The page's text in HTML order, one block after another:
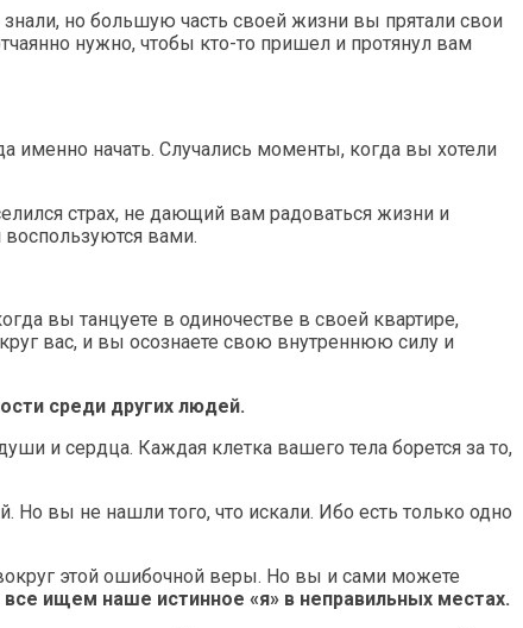
но большую часть своей жизни вы прятали свои
нужно, чтобы кто-то пришел и протянул вам
именно начать. Случались моменты, когда вы хотели
страх, не дающий вам радоваться жизни и
вами.
вы танцуете в одиночестве в своей квартире,
вас, и вы осознаете свою внутреннюю силу и
среди других людей.
и сердца. Каждая клетка вашего тела борется за то,
вы не нашли того, что искали. Ибо есть только одно
этой ошибочной веры. Но вы и сами можете
ищем наше истинное «я» в неправильных местах.